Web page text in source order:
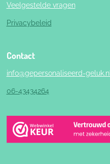
Veelgestelde vragen
Privacybeleid
Contact
info@gepersonaliseerd-geluk.nl
06-43434264